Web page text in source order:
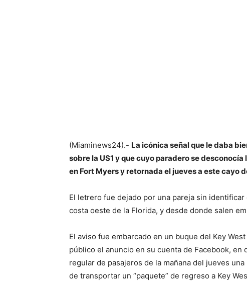
(Miaminews24).- La icónica señal que le daba
sobre la US1 y que cuyo paradero se
en Fort Myers y retornada el jueves a este cayo
El letrero fue dejado por una pareja sin
costa oeste de la Florida, y desde donde salen
El aviso fue embarcado en un buque del Key
público el anuncio en su cuenta de Facebook,
regular de pasajeros de la mañana del jueves
de transportar un “paquete” de regreso a Key